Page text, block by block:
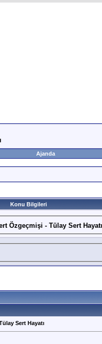
Ajanda
Konu Bilgileri
Özgeçmişi - Tülay Sert Hayatı
Sert Hayatı